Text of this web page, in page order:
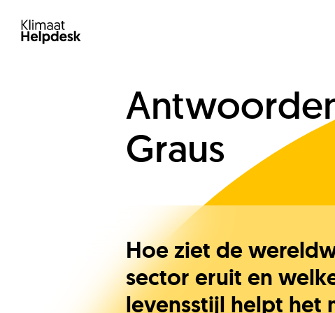
Graus
Hoe ziet de
sector eruit en
levensstijl helpt het